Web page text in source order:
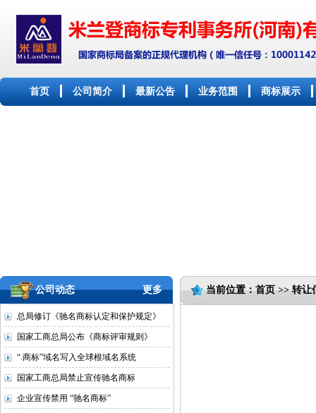
首页 公司简介 最新公告 业务范围 商标展示
公司动态 更多
总局修订《驰名商标认定和保护规定》
国家工商总局公布《商标评审规则》
“.商标”域名写入全球根域名系统
国家工商总局禁止宣传驰名商标
企业宣传禁用 “驰名商标”
当前位置：首页 >> 转让